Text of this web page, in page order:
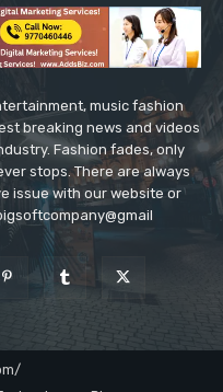
music fashion
breaking news and videos
Fashion fades, only
stops. There are always
issue with our website or